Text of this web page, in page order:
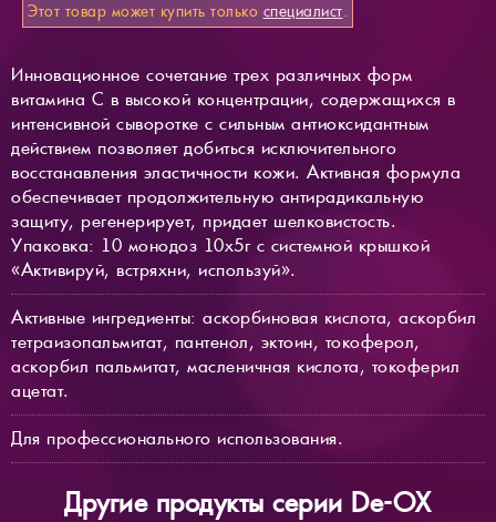
Этот товар может купить только специалист.
Инновационное сочетание трех различных форм
витамина C в высокой концентрации, содержащихся в
интенсивной сыворотке с сильным антиоксидантным
действием позволяет добиться исключительного
восстанавления эластичности кожи. Активная формула
обеспечивает продолжительную антирадикальную
защиту, регенерирует, придает шелковистость.
Упаковка: 10 монодоз 10х5г с системной крышкой
«Активируй, встряхни, используй».
Активные ингредиенты: аскорбиновая кислота, аскорбил
тетраизопальмитат, пантенол, эктоин, токоферол,
аскорбил пальмитат, масленичная кислота, токоферил
ацетат.
Для профессионального использования.
Другие продукты серии De-OX